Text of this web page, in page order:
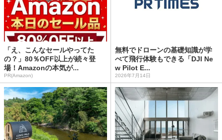
「え、こんなセールやってた
の？」80％OFF以上が続々登
場！Amazonの本気が...
PR(Amazon)
無料でドローンの基礎知識が学
べて飛行体験もできる「DJI Ne
w Pilot E...
2026年7月14日